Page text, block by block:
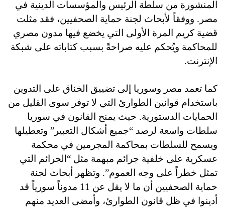
المنشورة من سلطة الرئيس والمؤسسات الدينية في
مصر. ووفقاً لأبحاث لجنة حماية الصحفيين، فقد مثلت
قضية كريم المرة الأولى التي يخضع فيها مدون مصري
للمحاكمة ويُحكم عليه صراحةً بسبب كتاباته على شبكة
الإنترنت.
كما تعمد مصر وسوريا إلى تضييق الخناق على التدوين
باستخدام قوانين الطوارئ التي لا توفر سوى القليل من
الحمايات الدستورية. حيث يمنح القانون في سوريا
سلطات واسعة لرصد “جميع أشكال التعبير” وتعطيلها
ويسمح للسلطات بمحاكمة المجرمين في محكمة
عسكرية على خلفية جرائم مبهمة مثل “الجرائم التي
تمثل خطراً على وجه العموم”. وتظهر أبحاث لجنة
حماية الصحفيين أن ما لا يقل عن 11 مدوناً سورياً قد
أدينوا في ظل قانون الطوارئ، وأمضى العديد منهم